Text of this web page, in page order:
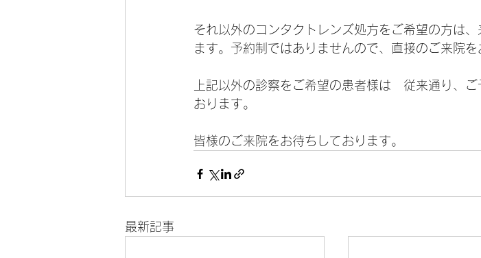
それ以外のコンタクトレンズ処方をご希望の方は
ます。予約制ではありませんので、直接のご来院を
上記以外の診察をご希望の患者様は　従来通り、
おります。
皆様のご来院をお待ちしております。
最新記事